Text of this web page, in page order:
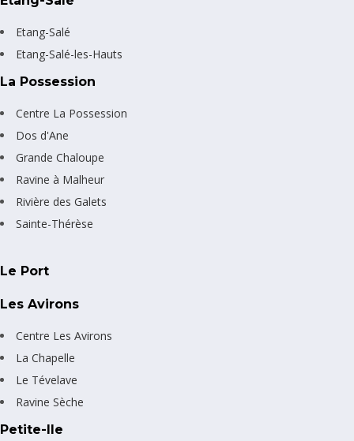
Etang-Salé
Etang-Salé-les-Hauts
La Possession
Centre La Possession
Dos d'Ane
Grande Chaloupe
Ravine à Malheur
Rivière des Galets
Sainte-Thérèse
Le Port
Les Avirons
Centre Les Avirons
La Chapelle
Le Tévelave
Ravine Sèche
Petite-Ile